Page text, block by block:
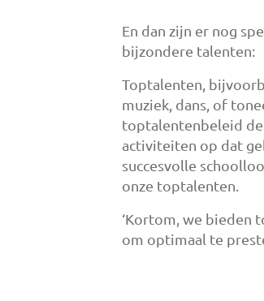
En dan zijn er nog
bijzondere talenten:
Toptalenten,
muziek, dans, of
toptalentenbeleid de
activiteiten op dat
succesvolle
onze toptalenten.
‘Kortom, we bieden
om optimaal te